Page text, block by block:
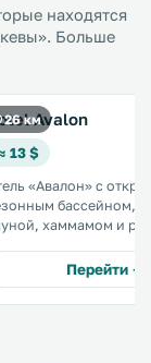
находятся
Больше
26 кмAvalon
13 $
«Авалон» с
бассейном,
хаммамом и
области. Все номера
а в некоторых
Перейти →